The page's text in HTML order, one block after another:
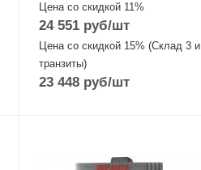
Цена со скидкой 11%
24 551 руб/шт
Цена со скидкой 15% (Склад 3 и
транзиты)
23 448 руб/шт